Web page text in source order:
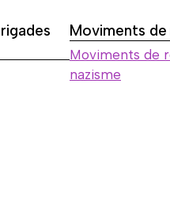
Moviments
Moviments de
nazisme